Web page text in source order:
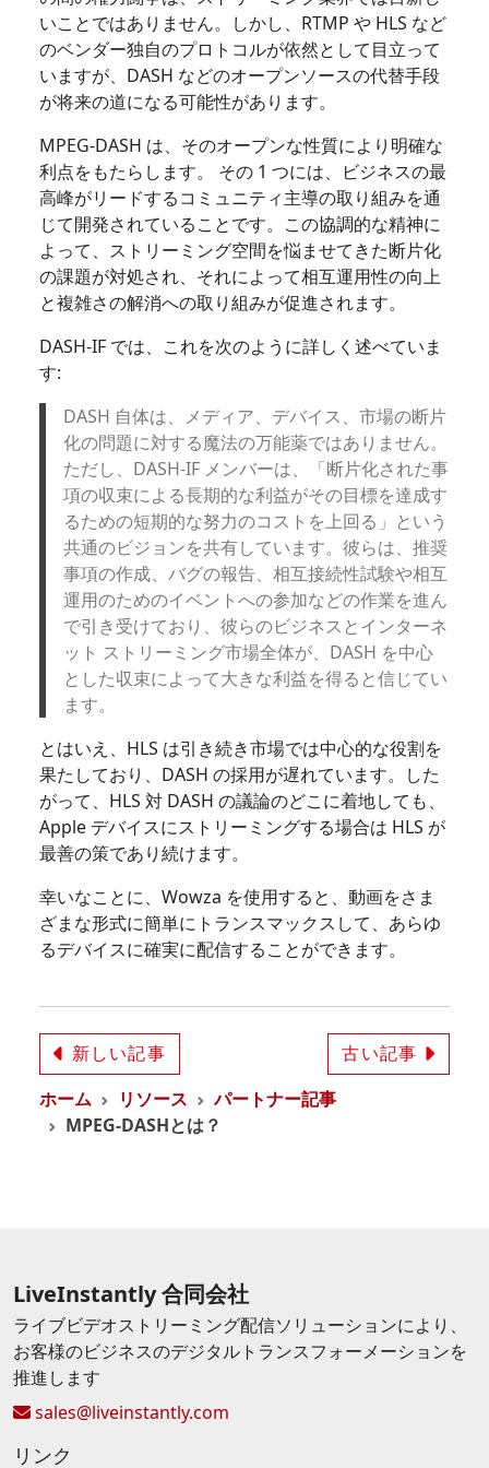
いことではありません。しかし、RTMP や HLS など
のベンダー独自のプロトコルが依然として目立って
いますが、DASH などのオープンソースの代替手段
が将来の道になる可能性があります。
MPEG-DASH は、そのオープンな性質により明確な
利点をもたらします。 その 1 つには、ビジネスの最
高峰がリードするコミュニティ主導の取り組みを通
じて開発されていることです。この協調的な精神に
よって、ストリーミング空間を悩ませてきた断片化
の課題が対処され、それによって相互運用性の向上
と複雑さの解消への取り組みが促進されます。
DASH-IF では、これを次のように詳しく述べていま
す:
DASH 自体は、メディア、デバイス、市場の断片
化の問題に対する魔法の万能薬ではありません。
ただし、DASH-IF メンバーは、「断片化された事
項の収束による長期的な利益がその目標を達成す
るための短期的な努力のコストを上回る」という
共通のビジョンを共有しています。彼らは、推奨
事項の作成、バグの報告、相互接続性試験や相互
運用のためのイベントへの参加などの作業を進ん
で引き受けており、彼らのビジネスとインターネ
ット ストリーミング市場全体が、DASH を中心
とした収束によって大きな利益を得ると信じてい
ます。
とはいえ、HLS は引き続き市場では中心的な役割を
果たしており、DASH の採用が遅れています。した
がって、HLS 対 DASH の議論のどこに着地しても、
Apple デバイスにストリーミングする場合は HLS が
最善の策であり続けます。
幸いなことに、Wowza を使用すると、動画をさま
ざまな形式に簡単にトランスマックスして、あらゆ
るデバイスに確実に配信することができます。
新しい記事 古い記事
ホーム リソース
パートナー記事
MPEG-DASHとは？
LiveInstantly 合同会社
ライブビデオストリーミング配信ソリューションにより、
お客様のビジネスのデジタルトランスフォーメーションを
推進します
sales@liveinstantly.com
リンク